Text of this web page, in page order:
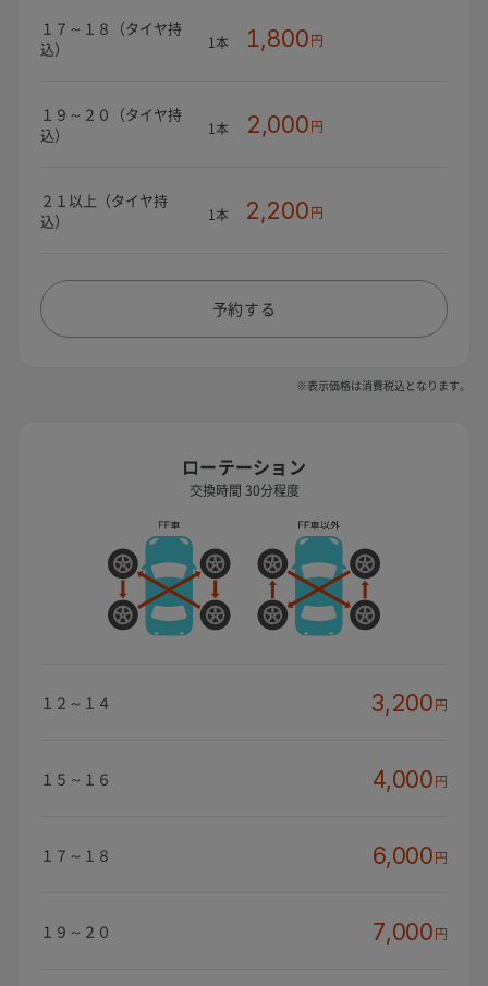
１７～１８（タイヤ持
込）
1本 1,800円
１９～２０（タイヤ持
込）
1本 2,000円
２１以上（タイヤ持
込）
1本 2,200円
予約する
※表示価格は消費税込となります。
ローテーション
交換時間 30分程度
１２～１４ 3,200円
１５～１６ 4,000円
１７～１８ 6,000円
１９～２０ 7,000円